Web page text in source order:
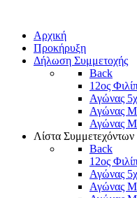
Αρχική
Προκήρυξη
Δήλωση Συμμετοχής
Back
12ος
Αγώνας
Αγώνας
Αγώνας
Λίστα Συμμετεχόντων
Back
12ος
Αγώνας
Αγώνας